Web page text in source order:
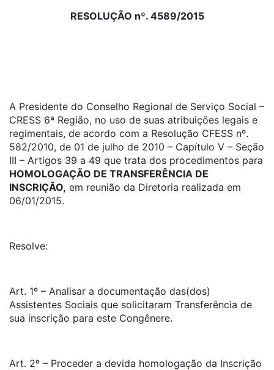
RESOLUÇÃO nº. 4589/2015
A Presidente do Conselho Regional de Serviço Social –
CRESS 6ª Região, no uso de suas atribuições legais e
regimentais, de acordo com a Resolução CFESS nº.
582/2010, de 01 de julho de 2010 – Capítulo V – Seção
III – Artigos 39 a 49 que trata dos procedimentos para
HOMOLOGAÇÃO DE TRANSFERÊNCIA DE
INSCRIÇÃO, em reunião da Diretoria realizada em
06/01/2015.
Resolve:
Art. 1º – Analisar a documentação das(dos)
Assistentes Sociais que solicitaram Transferência de
sua inscrição para este Congênere.
Art. 2º – Proceder a devida homologação da Inscrição